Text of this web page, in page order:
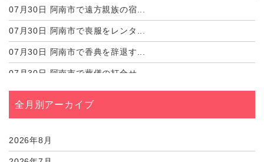
07月30日 阿南市で遠方親族の宿...
07月30日 阿南市で喪服をレンタ...
07月30日 阿南市で香典を辞退す...
07月30日 阿南市で葬儀の打合せ...
07月24日阿南市で火葬場の写真...
全月別アーカイブ
2026年8月